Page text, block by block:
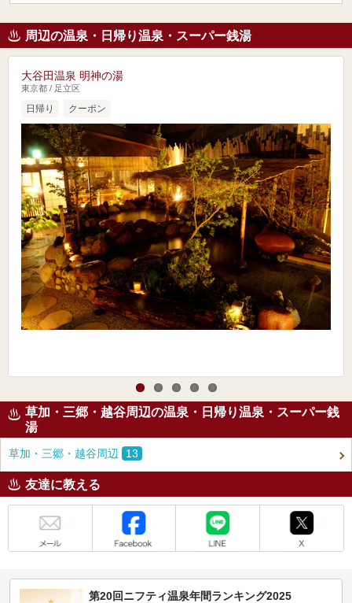
周辺の温泉・日帰り温泉・スーパー銭湯
大谷田温泉 明神の湯
東京都 / 足立区
日帰り クーポン
草加・三郷・越谷周辺の温泉・日帰り温泉・スーパー銭
湯
草加・三郷・越谷周辺 13
友達に教える
第20回ニフティ温泉年間ランキング2025